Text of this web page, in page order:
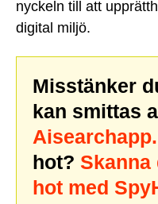
nyckeln till att
digital miljö.
Misstänker
kan smittas
hot?
hot med